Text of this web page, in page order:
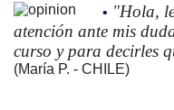
• "Hola,
atención ante mis
curso y para decirles
(María P. - CHILE)